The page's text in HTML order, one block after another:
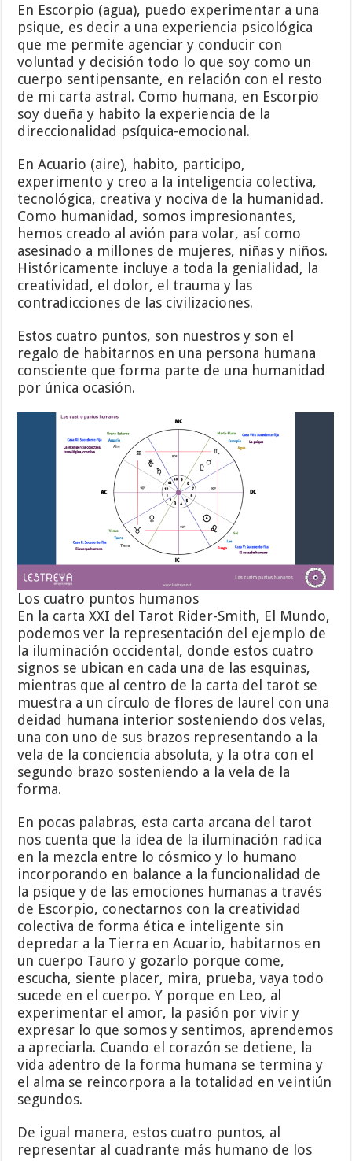
En Escorpio (agua), puedo experimentar a una
psique, es decir a una experiencia psicológica
que me permite agenciar y conducir con
voluntad y decisión todo lo que soy como un
cuerpo sentipensante, en relación con el resto
de mi carta astral. Como humana, en Escorpio
soy dueña y habito la experiencia de la
direccionalidad psíquica-emocional.
En Acuario (aire), habito, participo,
experimento y creo a la inteligencia colectiva,
tecnológica, creativa y nociva de la humanidad.
Como humanidad, somos impresionantes,
hemos creado al avión para volar, así como
asesinado a millones de mujeres, niñas y niños.
Históricamente incluye a toda la genialidad, la
creatividad, el dolor, el trauma y las
contradicciones de las civilizaciones.
Estos cuatro puntos, son nuestros y son el
regalo de habitarnos en una persona humana
consciente que forma parte de una humanidad
por única ocasión.
Los cuatro puntos humanos
En la carta XXI del Tarot Rider-Smith, El Mundo,
podemos ver la representación del ejemplo de
la iluminación occidental, donde estos cuatro
signos se ubican en cada una de las esquinas,
mientras que al centro de la carta del tarot se
muestra a un círculo de flores de laurel con una
deidad humana interior sosteniendo dos velas,
una con uno de sus brazos representando a la
vela de la conciencia absoluta, y la otra con el
segundo brazo sosteniendo a la vela de la
forma.
En pocas palabras, esta carta arcana del tarot
nos cuenta que la idea de la iluminación radica
en la mezcla entre lo cósmico y lo humano
incorporando en balance a la funcionalidad de
la psique y de las emociones humanas a través
de Escorpio, conectarnos con la creatividad
colectiva de forma ética e inteligente sin
depredar a la Tierra en Acuario, habitarnos en
un cuerpo Tauro y gozarlo porque come,
escucha, siente placer, mira, prueba, vaya todo
sucede en el cuerpo. Y porque en Leo, al
experimentar el amor, la pasión por vivir y
expresar lo que somos y sentimos, aprendemos
a apreciarla. Cuando el corazón se detiene, la
vida adentro de la forma humana se termina y
el alma se reincorpora a la totalidad en veintiún
segundos.
De igual manera, estos cuatro puntos, al
representar al cuadrante más humano de los